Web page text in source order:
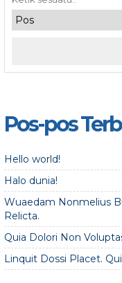
Pos-pos
Hello world!
Halo dunia!
Wuaedam Nonmelius
Relicta.
Quia Dolori Non
Linquit Dossi Placet.